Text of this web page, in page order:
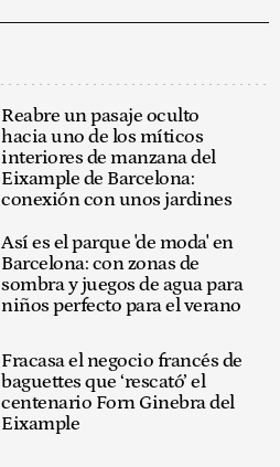
Reabre un pasaje oculto
hacia uno de los míticos
interiores de manzana del
Eixample de Barcelona:
conexión con unos jardines
Así es el parque 'de moda' en
Barcelona: con zonas de
sombra y juegos de agua para
niños perfecto para el verano
Fracasa el negocio francés de
baguettes que ‘rescató’ el
centenario Forn Ginebra del
Eixample